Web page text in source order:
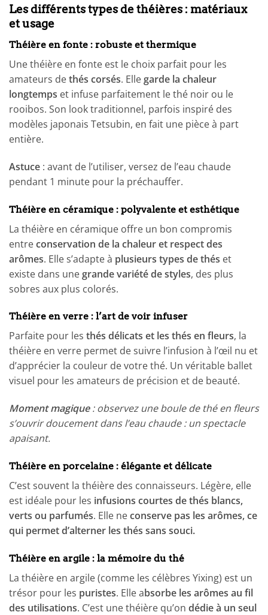
Les différents types de théières : matériaux
et usage
Théière en fonte : robuste et thermique
Une théière en fonte est le choix parfait pour les
amateurs dethés corsés. Ellegarde la chaleur
longtemps et infuse parfaitement le thé noir ou le
rooibos. Son look traditionnel, parfois inspiré des
modèles japonais Tetsubin, en fait une pièce à part
entière.
Astuce : avant de l’utiliser, versez de l’eau chaude
pendant 1 minute pour la préchauffer.
Théière en céramique : polyvalente et esthétique
La théière en céramique offre un bon compromis
entreconservation de la chaleur et respect des
arômes. Elle s’adapte à plusieurs types de thés et
existe dans unegrande variété de styles, des plus
sobres aux plus colorés.
Théière en verre : l’art de voir infuser
Parfaite pour les thés délicats et les thés en fleurs, la
théière en verre permet de suivre l’infusion à l’œil nu et
d’apprécier la couleur de votre thé. Un véritable ballet
visuel pour les amateurs de précision et de beauté.
Moment magique: observez une boule de thé en fleurs
s’ouvrir doucement dans l’eau chaude : un spectacle
apaisant.
Théière en porcelaine : élégante et délicate
C’est souvent la théière des connaisseurs. Légère, elle
est idéale pour les infusions courtes de thés blancs,
verts ou parfumés. Elle neconserve pas les arômes, ce
qui permet d’alterner les thés sans souci.
Théière en argile : la mémoire du thé
La théière en argile (comme les célèbres Yixing) est un
trésor pour les puristes. Elle absorbe les arômes au fil
des utilisations. C’est une théière qu’on dédie à un seul